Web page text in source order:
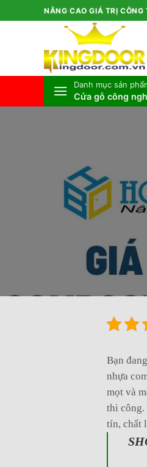
qua
NÂNG CAO GIÁ TRỊ CÔNG
Danh mục sản
Cửa gỗ công
Bạn
nhựa
mọt và
thi công.
tín, chất